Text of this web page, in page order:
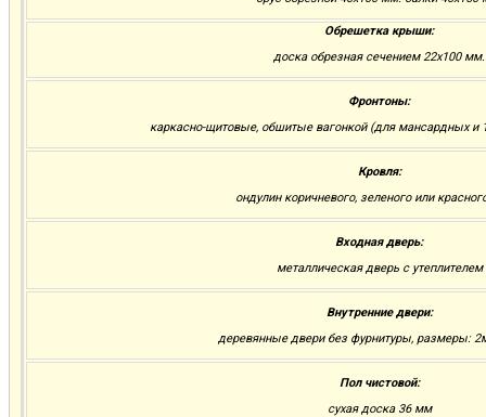
Обрешетка крыши:
доска обрезная сечением 22х100 мм.
Фронтоны:
каркасно-щитовые, обшитые вагонкой (для мансардных и
Кровля:
ондулин коричневого, зеленого или
Входная дверь:
металлическая дверь с утеплителем
Внутренние двери:
деревянные двери без фурнитуры, размеры:
Пол чистовой:
сухая доска 36 мм